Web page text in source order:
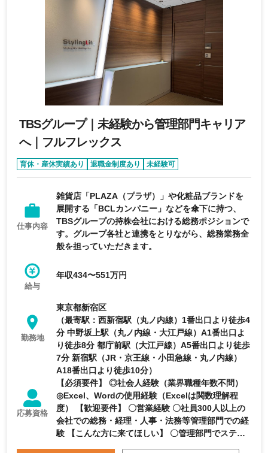
TBSグループ｜未経験から管理部門キャリア
へ｜フルフレックス
育休・産休実績あり 退職金制度あり
未経験可
フルフレックス制度あり
完全週休2日制
仕事内容
雑貨店「PLAZA（プラザ）」や化粧品ブランドを
展開する「BCLカンパニー」などを傘下に持つ、
TBSグループの持株会社における総務ポジションで
す。グループ各社と連携をとりながら、総務業務全
般を担っていただきます。
給与
年収434〜551万円
勤務地
東京都新宿区
（最寄駅：西新宿駅（丸ノ内線）1番出口より徒歩4
分 中野坂上駅（丸ノ内線・大江戸線）A1番出口よ
り徒歩8分 都庁前駅（大江戸線）A5番出口より徒歩
7分 新宿駅（JR・京王線・小田急線・丸ノ内線）
A18番出口より徒歩10分）
応募資格
【必須要件】 ◎社会人経験（業界職種年数不問）
◎Excel、Wordの使用経験（Excelは関数理解程
度） 【歓迎要件】 〇営業経験 〇社員300人以上の
会社での総務・経理・人事・法務等管理部門での経
験 【こんな方に来てほしい】 〇管理部門でステッ